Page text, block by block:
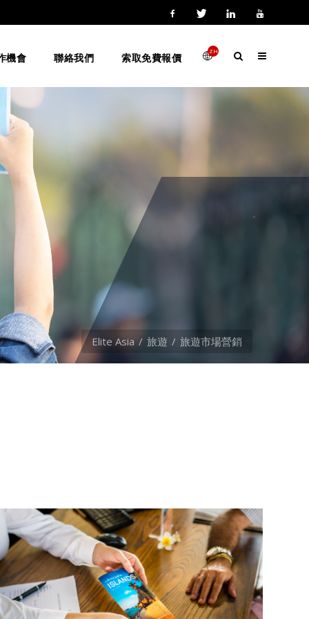
ZH-
HANT
機會 聯絡我們 索取免費報價
Elite Asia 旅遊 旅遊市場營銷